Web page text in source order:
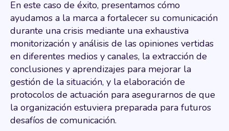
En este caso de éxito, presentamos cómo
ayudamos a la marca a fortalecer su comunicación
durante una crisis mediante una exhaustiva
monitorización y análisis de las opiniones vertidas
en diferentes medios y canales, la extracción de
conclusiones y aprendizajes para mejorar la
gestión de la situación, y la elaboración de
protocolos de actuación para asegurarnos de que
la organización estuviera preparada para futuros
desafíos de comunicación.